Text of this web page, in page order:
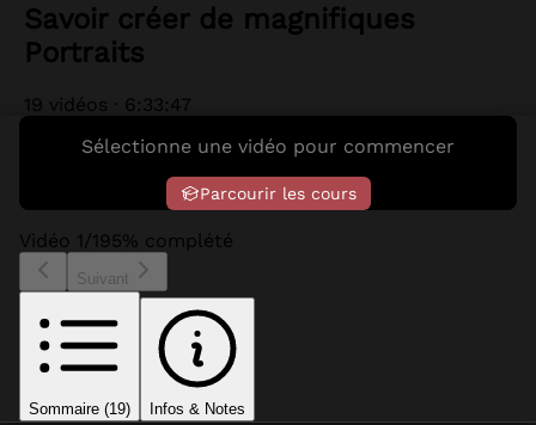
Savoir créer de magnifiques
Portraits
19 vidéos · 6:33:47
Sélectionne une vidéo pour commencer
Parcourir les cours
Vidéo 1/19 5% complété
Suivant
Sommaire (19) Infos & Notes